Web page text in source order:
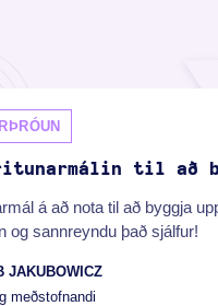
til að
á að nota til að byggja
og sannreyndu það sjálfur!
JAKUBOWICZ
meðstofnandi